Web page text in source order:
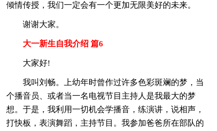
倾情传授，我们一定会有一个更加无限美好的未来。
谢谢大家。
大一新生自我介绍 篇6
大家好!
我叫刘畅。上幼年时曾作过许多色彩斑斓的梦，当
个播音员、或者当一名电视节目主持人是我最大的梦
想。于是，我利用一切机会学播音，练演讲，说相声，
打快板，表演舞蹈，主持节目。我参加爸爸所在部队的